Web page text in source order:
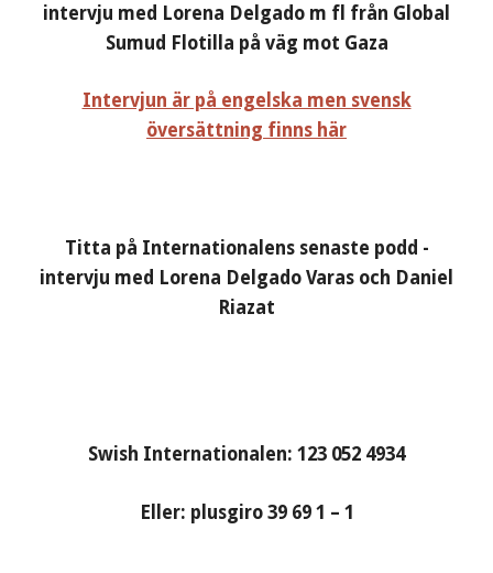
intervju med Lorena Delgado m fl från Global
Sumud Flotilla på väg mot Gaza
Intervjun är på engelska men svensk
översättning finns här
Titta på Internationalens senaste podd -
intervju med Lorena Delgado Varas och Daniel
Riazat
Swish Internationalen: 123 052 4934
Eller: plusgiro 39 69 1 – 1